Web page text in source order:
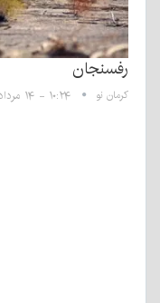
رفسنجان
کرمان نو ۱۰:۲۴ - ۱۴ مرداد ۱۴۰۵